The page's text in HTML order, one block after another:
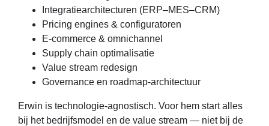
Integratiearchitecturen (ERP–MES–CRM)
Pricing engines & configuratoren
E-commerce & omnichannel
Supply chain optimalisatie
Value stream redesign
Governance en roadmap-architectuur
Erwin is technologie-agnostisch. Voor hem start alles
bij het bedrijfsmodel en de value stream — niet bij de